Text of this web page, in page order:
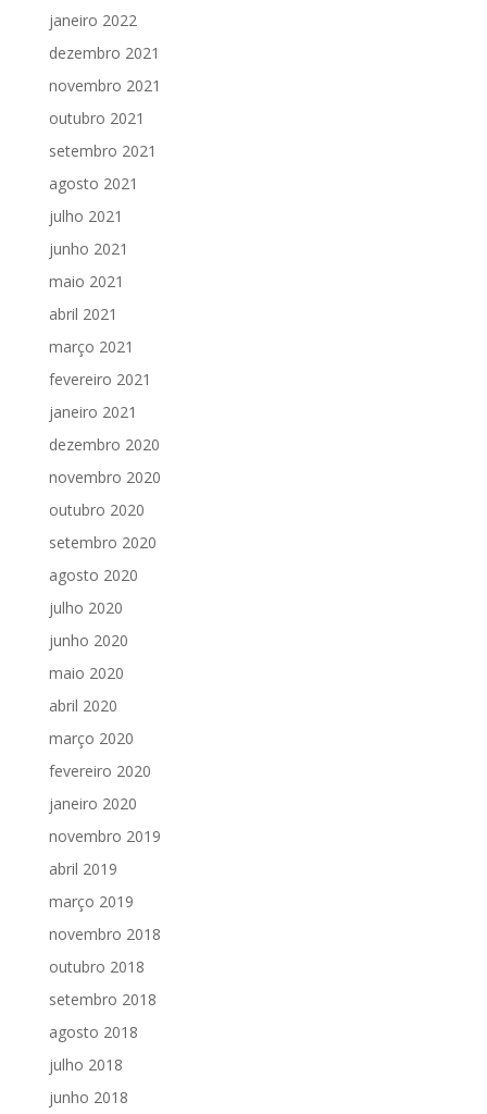
janeiro 2022
dezembro 2021
novembro 2021
outubro 2021
setembro 2021
agosto 2021
julho 2021
junho 2021
maio 2021
abril 2021
março 2021
fevereiro 2021
janeiro 2021
dezembro 2020
novembro 2020
outubro 2020
setembro 2020
agosto 2020
julho 2020
junho 2020
maio 2020
abril 2020
março 2020
fevereiro 2020
janeiro 2020
novembro 2019
abril 2019
março 2019
novembro 2018
outubro 2018
setembro 2018
agosto 2018
julho 2018
junho 2018